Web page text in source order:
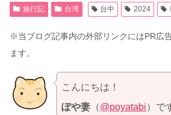
旅行記 台湾 台中 2024
※当ブログ記事内の外部リンクにはPR広
ます。
こんにちは！
ぽや妻（@poyatabi）で